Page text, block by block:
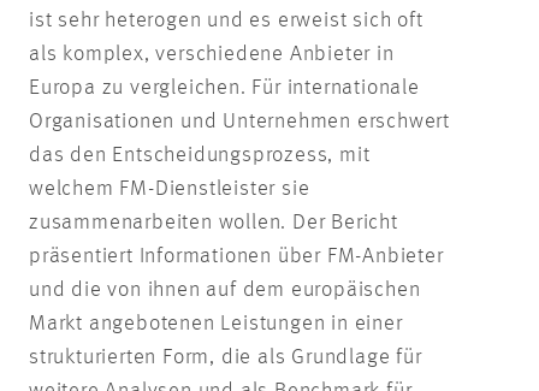
ist sehr heterogen und es erweist sich oft
als komplex, verschiedene Anbieter in
Europa zu vergleichen. Für internationale
Organisationen und Unternehmen erschwert
das den Entscheidungsprozess, mit
welchem FM-Dienstleister sie
zusammenarbeiten wollen. Der Bericht
präsentiert Informationen über FM-Anbieter
und die von ihnen auf dem europäischen
Markt angebotenen Leistungen in einer
strukturierten Form, die als Grundlage für